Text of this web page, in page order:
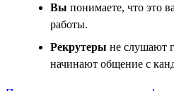
Вы понимаете, что это
работы.
Рекрутеры не слушают
начинают общение с